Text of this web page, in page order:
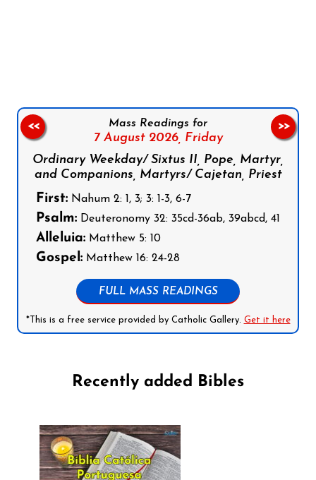
Mass Readings for
7 August 2026, Friday
Ordinary Weekday/ Sixtus II, Pope, Martyr,
and Companions, Martyrs/ Cajetan, Priest
First: Nahum 2: 1, 3; 3: 1-3, 6-7
Psalm: Deuteronomy 32: 35cd-36ab, 39abcd, 41
Alleluia: Matthew 5: 10
Gospel: Matthew 16: 24-28
FULL MASS READINGS
*This is a free service provided by Catholic Gallery. Get it here
<< >>
Recently added Bibles